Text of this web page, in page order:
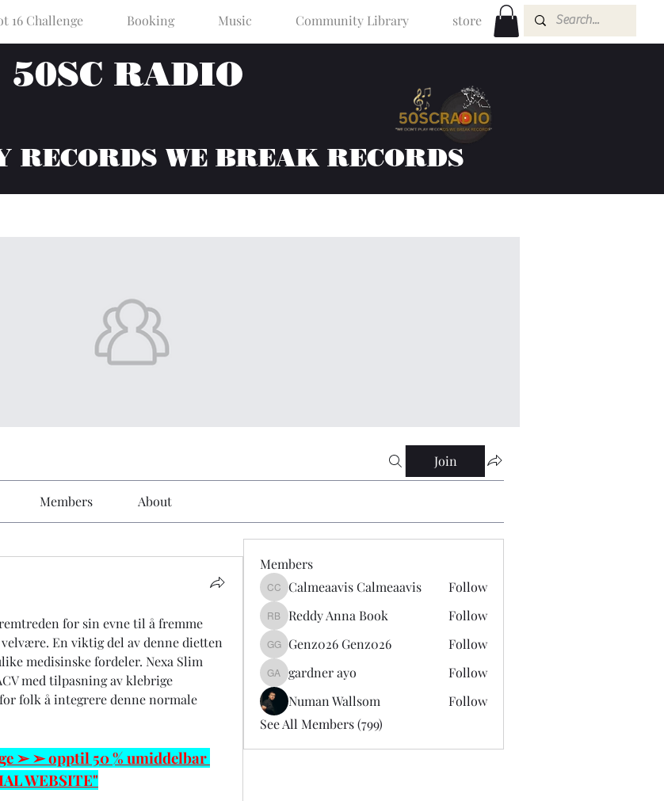
16 Challenge Booking Music Community Library store
50SC RADIO
RECORDS WE BREAK RECORDS
Join
Members About
for sin evne til å fremme
En viktig del av denne dietten
medisinske fordeler. Nexa Slim
med tilpasning av klebrige
folk å integrere denne normale
➢ ➢ opptil 50 % umiddelbar
WEBSITE"
Members
Calmeaavis Calmeaavis
Calmeaavis Calmeaavis Follow
Reddy Anna Book
Reddy Anna Book Follow
Genz026 Genz026
Genz026 Genz026 Follow
gardner ayo
gardner ayo
Follow
Numan Wallsom
Follow
See All Members (799)